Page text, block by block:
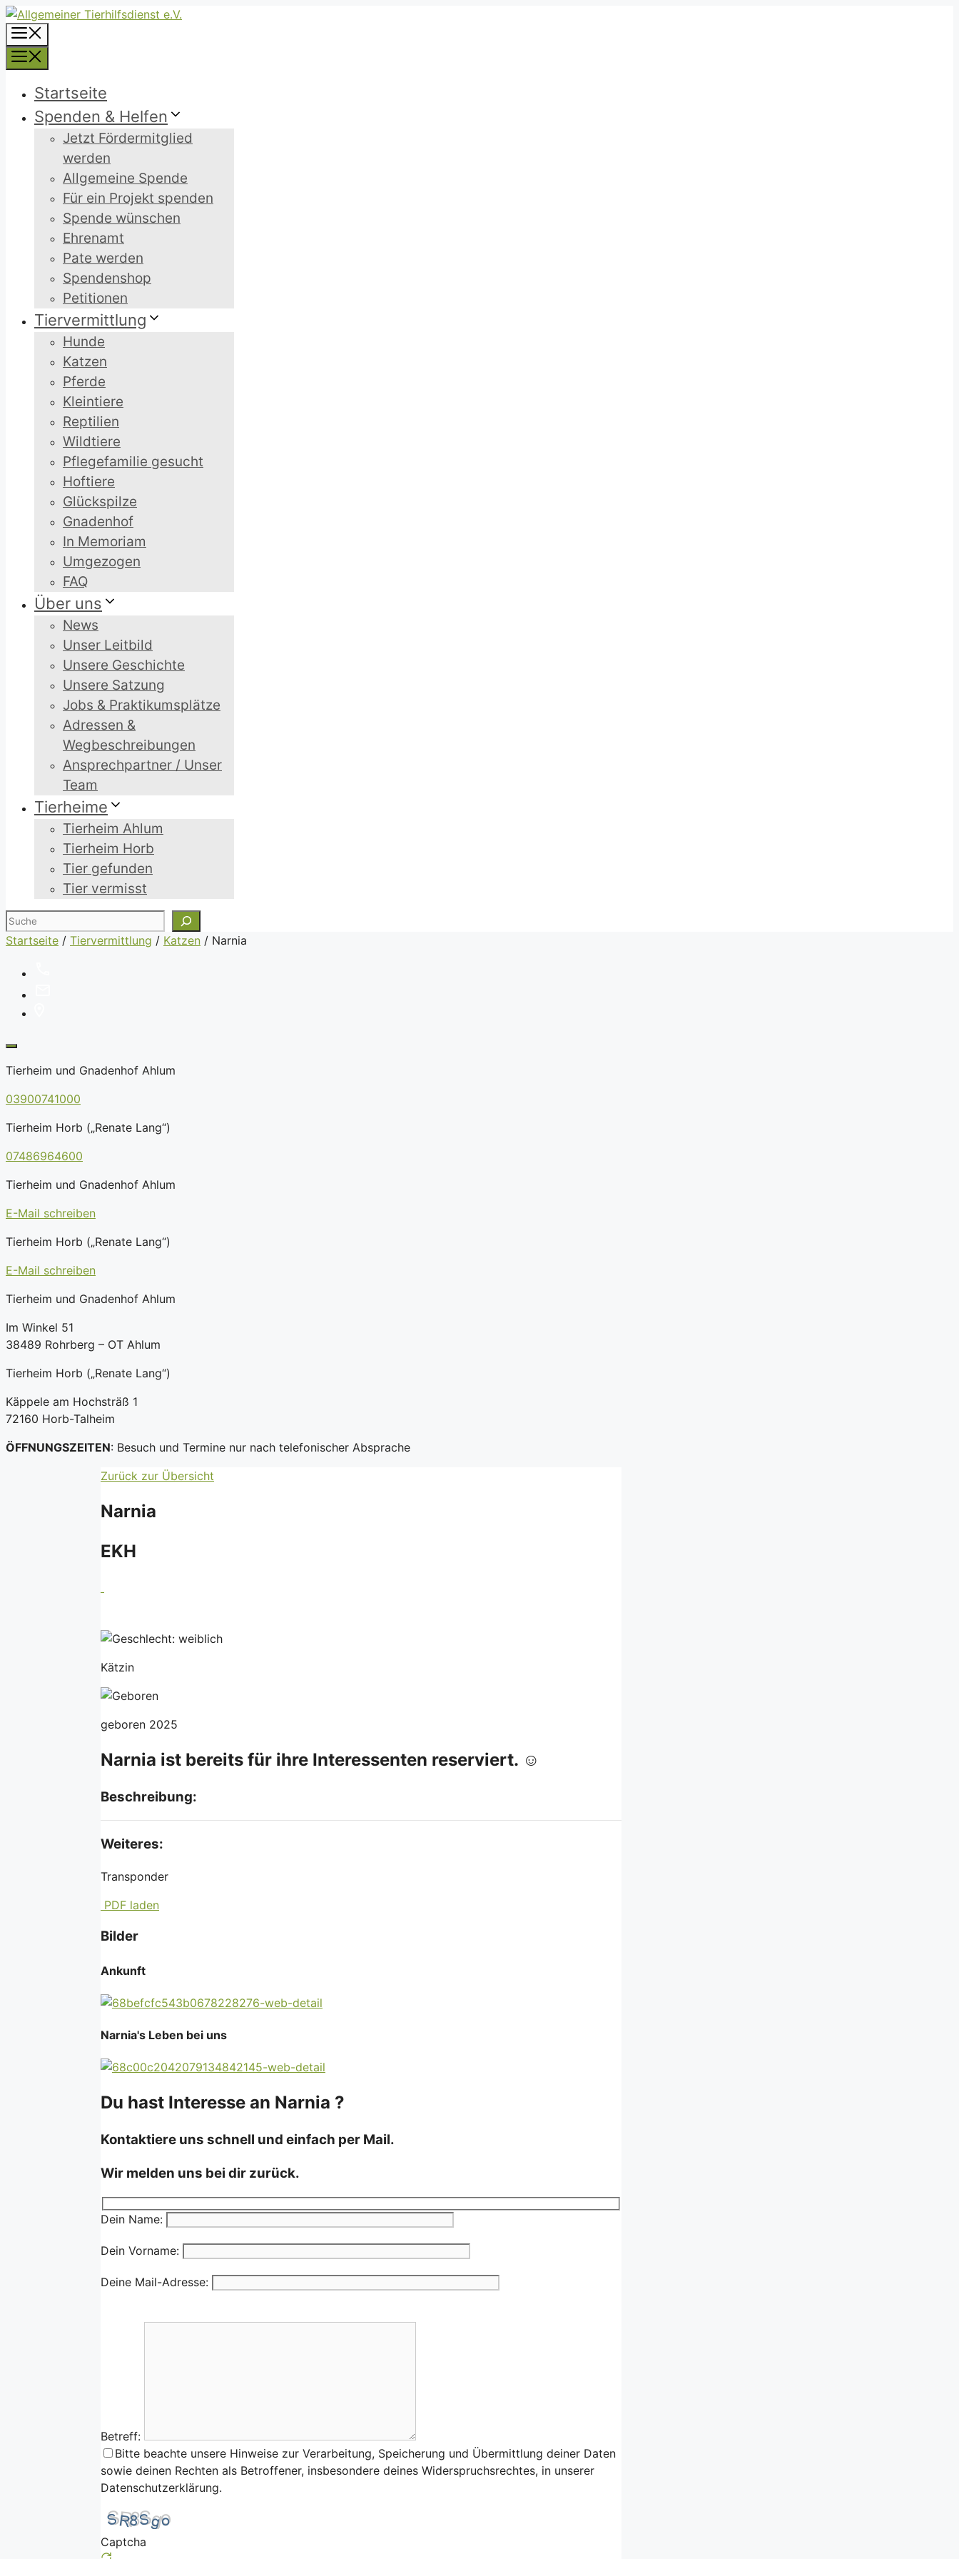
Zum
Inhalt
springen
Startseite
Spenden & Helfen
Jetzt Fördermitglied
werden
Allgemeine Spende
Für ein Projekt spenden
Spende wünschen
Ehrenamt
Pate werden
Spendenshop
Petitionen
Tiervermittlung
Hunde
Katzen
Pferde
Kleintiere
Reptilien
Wildtiere
Pflegefamilie gesucht
Hoftiere
Glückspilze
Gnadenhof
In Memoriam
Umgezogen
FAQ
Über uns
News
Unser Leitbild
Unsere Geschichte
Unsere Satzung
Jobs & Praktikumsplätze
Adressen &
Wegbeschreibungen
Ansprechpartner / Unser
Team
Tierheime
Tierheim Ahlum
Tierheim Horb
Tier gefunden
Tier vermisst
Suchen
Startseite / Tiervermittlung / Katzen / Narnia
Tierheim und Gnadenhof Ahlum
03900741000
Tierheim Horb („Renate Lang“)
07486964600
Tierheim und Gnadenhof Ahlum
E-Mail schreiben
Tierheim Horb („Renate Lang“)
E-Mail schreiben
Tierheim und Gnadenhof Ahlum
Im Winkel 51
38489 Rohrberg – OT Ahlum
Tierheim Horb („Renate Lang“)
Käppele am Hochsträß 1
72160 Horb-Talheim
ÖFFNUNGSZEITEN: Besuch und Termine nur nach telefonischer Absprache
Zurück zur Übersicht
Narnia
EKH
Kätzin
geboren 2025
Narnia ist bereits für ihre Interessenten reserviert. ☺️
Beschreibung:
Weiteres:
Transponder
PDF laden
Bilder
Ankunft
Narnia's Leben bei uns
Du hast Interesse an Narnia ?
Kontaktiere uns schnell und einfach per Mail.
Wir melden uns bei dir zurück.
Dein Name:
Dein Vorname:
Deine Mail-Adresse:
Betreff:
Bitte beachte unsere Hinweise zur Verarbeitung, Speicherung und Übermittlung deiner Daten
sowie deinen Rechten als Betroffener, insbesondere deines Widerspruchsrechtes, in unserer
Datenschutzerklärung.
Captcha